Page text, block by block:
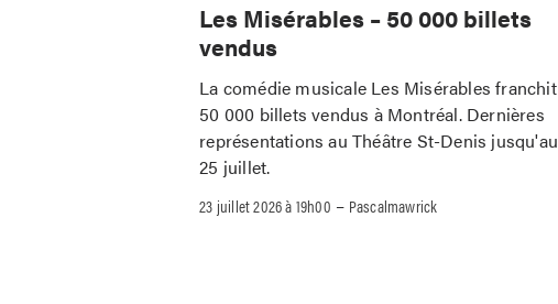
Les Misérables – 50 000 billets
vendus
La comédie musicale Les Misérables franchit
50 000 billets vendus à Montréal. Dernières
représentations au Théâtre St-Denis jusqu'au
25 juillet.
23 juillet 2026 à 19h00 – Pascalmawrick